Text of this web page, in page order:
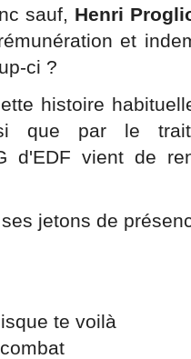
sauf, Henri
et
ci ?
histoire
que par le
d'EDF vient de
jetons de
te voilà